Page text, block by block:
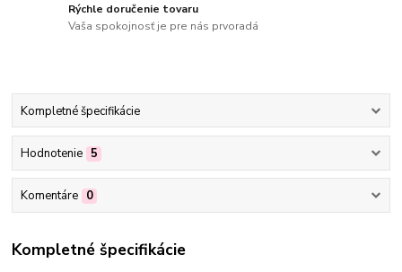
Rýchle doručenie tovaru
Vaša spokojnosť je pre nás prvoradá
Kompletné špecifikácie
Hodnotenie 5
Komentáre 0
Kompletné špecifikácie